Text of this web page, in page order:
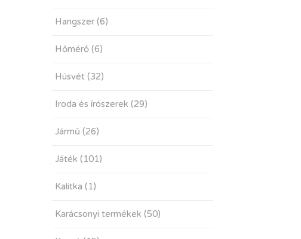
Hangszer (6)
Hőmérő (6)
Húsvét (32)
Iroda és írószerek (29)
Jármű (26)
Játék (101)
Kalitka (1)
Karácsonyi termékek (50)